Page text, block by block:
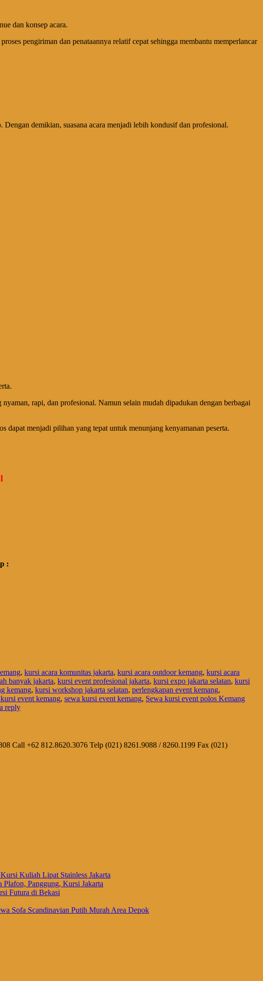
dan konsep acara.
pengiriman dan penataannya relatif cepat sehingga membantu memperlancar
demikian, suasana acara menjadi lebih kondusif dan profesional.
rapi, dan profesional. Namun selain mudah dipadukan dengan berbagai
dapat menjadi pilihan yang tepat untuk menunjang kenyamanan peserta.
:
, kursi acara komunitas jakarta, kursi acara outdoor kemang, kursi acara
banyak jakarta, kursi event profesional jakarta, kursi expo jakarta selatan, kursi
kemang, kursi workshop jakarta selatan, perlengkapan event kemang,
event kemang, sewa kursi event kemang, Sewa kursi event polos Kemang
reply
Call +62 812.8620.3076 Telp (021) 8261.9088 / 8260.1199 Fax (021)
Kursi Kuliah Lipat Stainless Jakarta
Plafon, Panggung, Kursi Jakarta
Futura di Bekasi
Sofa Scandinavian Putih Murah Area Depok